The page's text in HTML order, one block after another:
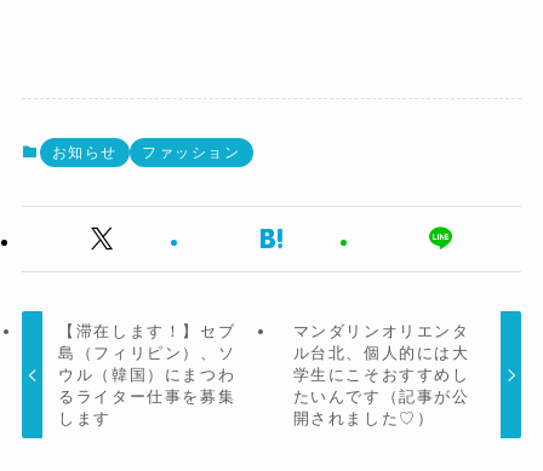
お知らせ ファッション
【滞在します！】セブ
島（フィリピン）、ソ
ウル（韓国）にまつわ
るライター仕事を募集
します
マンダリンオリエンタ
ル台北、個人的には大
学生にこそおすすめし
たいんです（記事が公
開されました♡）